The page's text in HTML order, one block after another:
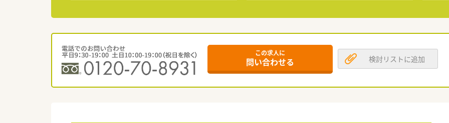
この求人に
問い合わせる 検討リストに追加